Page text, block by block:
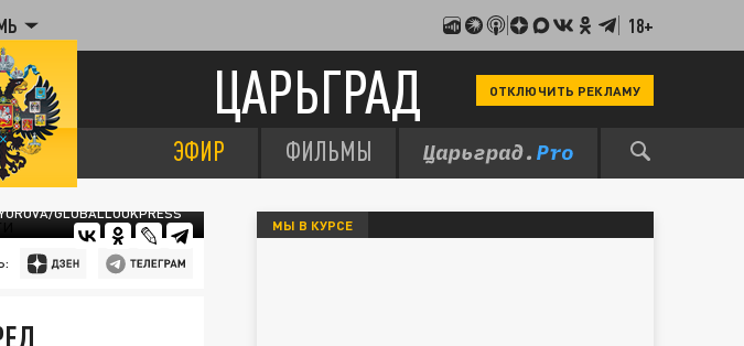
18+
ЦАРЬГРАД ОТКЛЮЧИТЬ РЕКЛАМУ
ЭФИР ФИЛЬМЫ
GLOBALLOOKPRESS
МЫ В КУРСЕ